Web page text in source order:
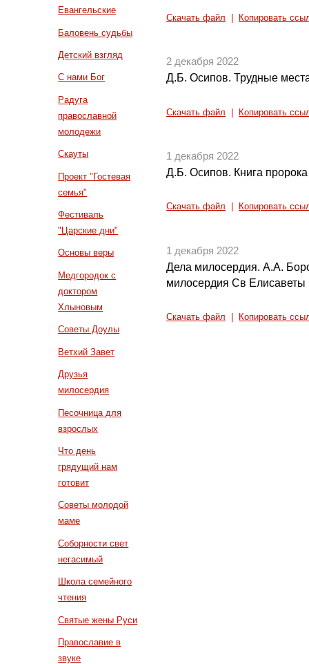
Евангельские
Баловень судьбы
Детский взгляд
С нами Бог
Радуга
православной
молодежи
Скауты
Проект "Гостевая
семья"
Фестиваль
"Царские дни"
Основы веры
Медгородок с
доктором
Хлыновым
Советы Доулы
Ветхий Завет
Друзья
милосердия
Песочница для
взрослых
Что день
грядущий нам
готовит
Советы молодой
маме
Соборности свет
негасимый
Школа семейного
чтения
Святые жены Руси
Православие в
звуке
Скачать файл Копировать
2 декабря 2022
Д.Б. Осипов. Трудные
Скачать файл Копировать
1 декабря 2022
Д.Б. Осипов. Книга
Скачать файл Копировать
1 декабря 2022
Дела милосердия. А.А.
милосердия Св Елисаветы
Скачать файл Копировать